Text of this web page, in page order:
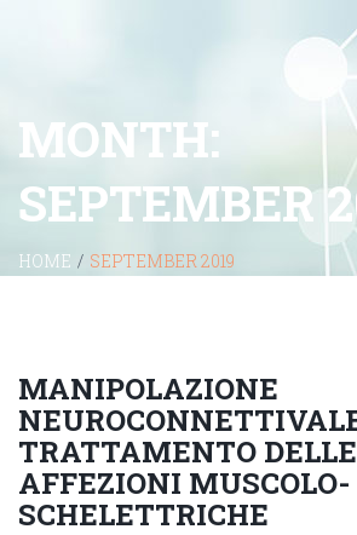
MONTH:
SEPTEMBER
HOME / SEPTEMBER 2019
MANIPOLAZIONE
TRATTAMENTO DELLE
AFFEZIONI MUSCOLO-
SCHELETTRICHE